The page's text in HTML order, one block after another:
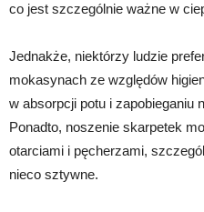
co jest szczególnie ważne w
Jednakże, niektórzy ludzie
mokasynach ze względów
w absorpcji potu i zapobieganiu
Ponadto, noszenie skarpetek
otarciami i pęcherzami,
nieco sztywne.